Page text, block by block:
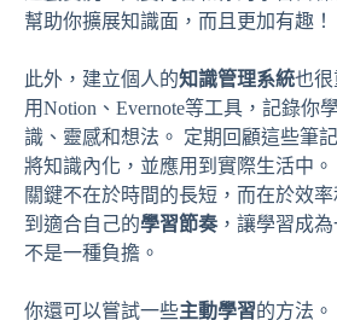
幫助你擴展知識面，而且更加有趣！
此外，建立個人的知識管理系統也很
用Notion、Evernote等工具，記錄你
識、靈感和想法。 定期回顧這些筆
將知識內化，並應用到實際生活中
關鍵不在於時間的長短，而在於效
到適合自己的學習節奏 ，讓學習成
不是一種負擔。
你還可以嘗試一些主動學習的方法